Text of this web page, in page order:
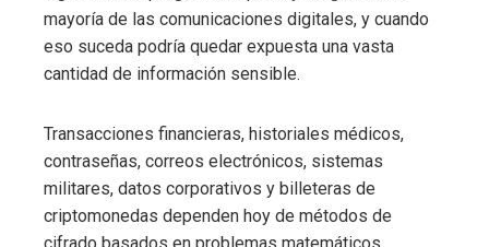
mayoría de las comunicaciones digitales, y cuando
eso suceda podría quedar expuesta una vasta
cantidad de información sensible.
Transacciones financieras, historiales médicos,
contraseñas, correos electrónicos, sistemas
militares, datos corporativos y billeteras de
criptomonedas dependen hoy de métodos de